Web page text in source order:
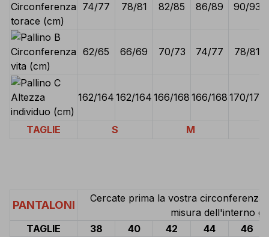
Circonferenza
torace (cm)
74/77 78/81 82/85 86/89 90/93
Circonferenza
vita (cm)
62/65 66/69 70/73 74/77 78/81
Altezza
individuo (cm)
162/164 162/164 166/168 166/168 170/172
TAGLIE S M
PANTALONI
Cercate prima la vostra
misura dell'interno
TAGLIE
38 40 42 44 46